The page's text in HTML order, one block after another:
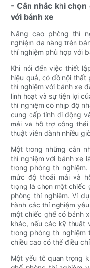
- Cân nhắc khi
với bánh xe
Nâng cao phòng thí
nghiệm đa năng trên
thí nghiệm phù hợp với
Khi nói đến việc thiết
hiệu quả, có đồ nội thất
thí nghiệm với bánh xe
linh hoạt và sự tiện lợi
thí nghiệm có nhịp độ
cung cấp tính di động
mái và hỗ trợ công
thuật viên dành nhiều
Một trong những cân
thí nghiệm với bánh xe
trong phòng thí
mức độ thoải mái và
trọng là chọn một chiếc
phòng thí nghiệm. Ví
hành các thí nghiệm
một chiếc ghế có bánh
khác, nếu các kỹ thuật
trong phòng thí nghiệm
chiều cao có thể điều
Một yếu tố quan trọng